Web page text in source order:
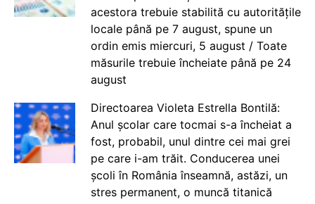
acestora trebuie stabilită cu autoritățile
locale până pe 7 august, spune un
ordin emis miercuri, 5 august / Toate
măsurile trebuie încheiate până pe 24
august
Directoarea Violeta Estrella Bontilă:
Anul școlar care tocmai s-a încheiat a
fost, probabil, unul dintre cei mai grei
pe care i-am trăit. Conducerea unei
școli în România înseamnă, astăzi, un
stres permanent, o muncă titanică